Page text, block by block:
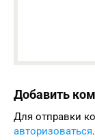
Добавить
Для отправки
авторизоваться.